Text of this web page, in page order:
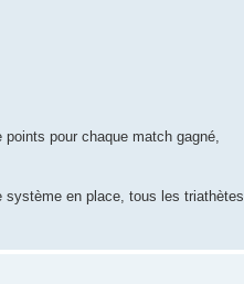
pour chaque match gagné,
en place, tous les triathètes